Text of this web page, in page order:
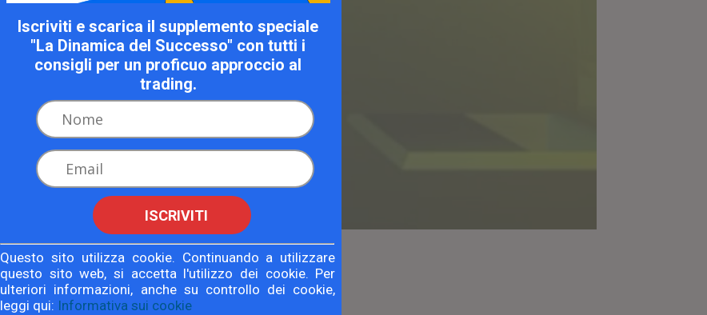
Iscriviti e scarica il supplemento speciale
"La Dinamica del Successo" con tutti i
consigli per un proficuo approccio al
trading.
ISCRIVITI
Questo sito utilizza cookie. Continuando a utilizzare
questo sito web, si accetta l'utilizzo dei cookie. Per
ulteriori informazioni, anche su controllo dei cookie,
leggi qui: Informativa sui cookie